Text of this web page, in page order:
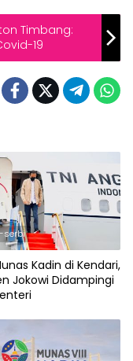
Timbang:
19
serbi
Kadin di Kendari,
Jokowi Didampingi